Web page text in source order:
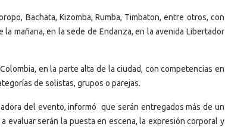
Bachata, Kizomba, Rumba, Timbaton, entre otros, con
mañana, en la sede de Endanza, en la avenida Libertador
en la parte alta de la ciudad, con competencias en
de solistas, grupos o parejas.
del evento, informó que serán entregados más de un
serán la puesta en escena, la expresión corporal y